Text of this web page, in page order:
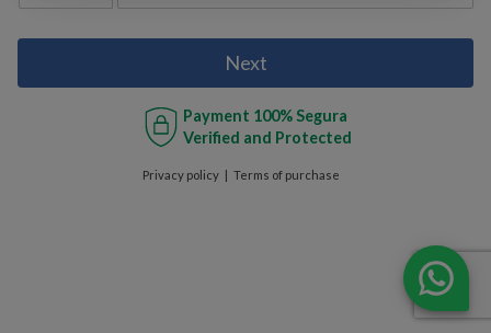
Next
Payment 100% Segura
Verified and Protected
Privacy policy Terms of purchase